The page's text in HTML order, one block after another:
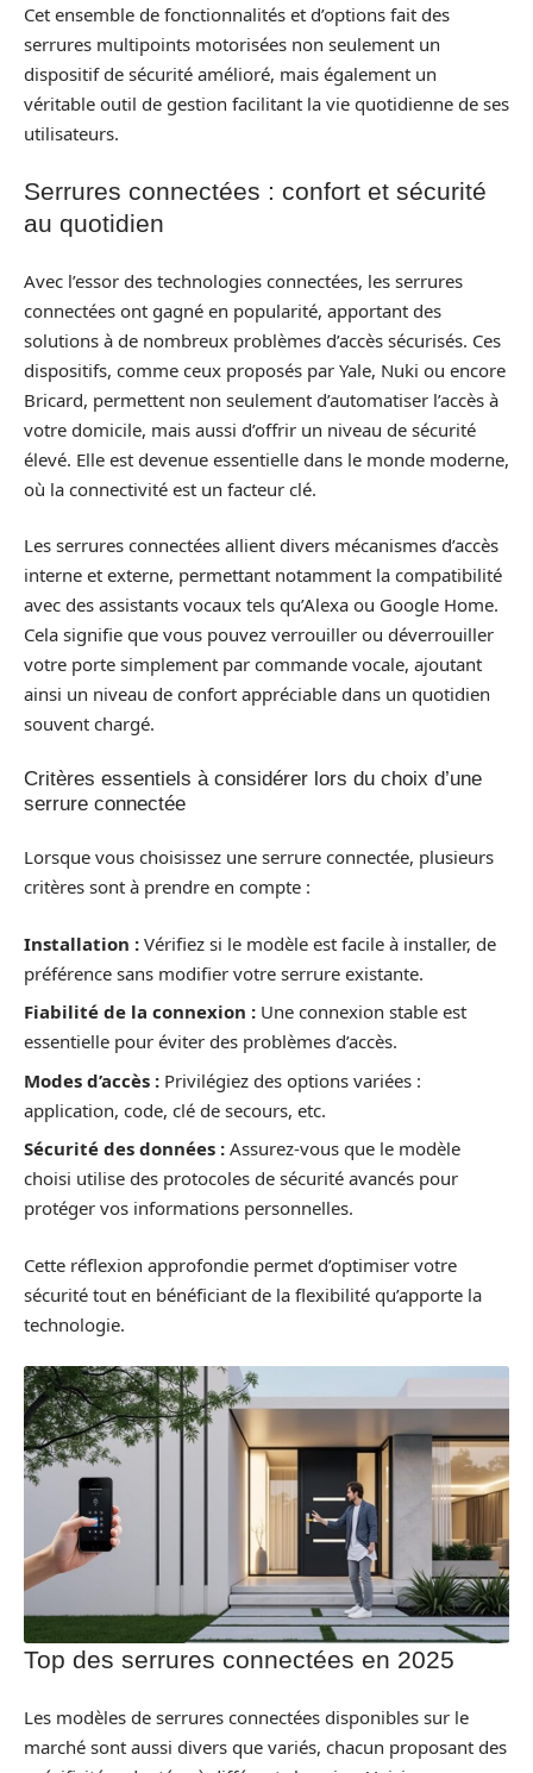
Cet ensemble de fonctionnalités et d’options fait des
serrures multipoints motorisées non seulement un
dispositif de sécurité amélioré, mais également un
véritable outil de gestion facilitant la vie quotidienne de ses
utilisateurs.
Serrures connectées : confort et sécurité
au quotidien
Avec l’essor des technologies connectées, les serrures
connectées ont gagné en popularité, apportant des
solutions à de nombreux problèmes d’accès sécurisés. Ces
dispositifs, comme ceux proposés par Yale, Nuki ou encore
Bricard, permettent non seulement d’automatiser l’accès à
votre domicile, mais aussi d’offrir un niveau de sécurité
élevé. Elle est devenue essentielle dans le monde moderne,
où la connectivité est un facteur clé.
Les serrures connectées allient divers mécanismes d’accès
interne et externe, permettant notamment la compatibilité
avec des assistants vocaux tels qu’Alexa ou Google Home.
Cela signifie que vous pouvez verrouiller ou déverrouiller
votre porte simplement par commande vocale, ajoutant
ainsi un niveau de confort appréciable dans un quotidien
souvent chargé.
Critères essentiels à considérer lors du choix d’une
serrure connectée
Lorsque vous choisissez une serrure connectée, plusieurs
critères sont à prendre en compte :
Installation : Vérifiez si le modèle est facile à installer, de
préférence sans modifier votre serrure existante.
Fiabilité de la connexion : Une connexion stable est
essentielle pour éviter des problèmes d’accès.
Modes d’accès : Privilégiez des options variées :
application, code, clé de secours, etc.
Sécurité des données : Assurez-vous que le modèle
choisi utilise des protocoles de sécurité avancés pour
protéger vos informations personnelles.
Cette réflexion approfondie permet d’optimiser votre
sécurité tout en bénéficiant de la flexibilité qu’apporte la
technologie.
Top des serrures connectées en 2025
Les modèles de serrures connectées disponibles sur le
marché sont aussi divers que variés, chacun proposant des